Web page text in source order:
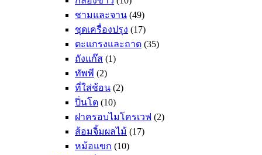
ชามและจาน (49)
ชุดเครื่องปรุง (17)
ตะแกรงและถาด (35)
ถังแก๊ส (1)
ทัพพี (2)
ที่ใส่ช้อน (2)
ปิ่นโต (10)
ฝาครอบไมโครเวฟ (2)
ส้อมจิ้มผลไม้ (17)
หม้อแขก (10)